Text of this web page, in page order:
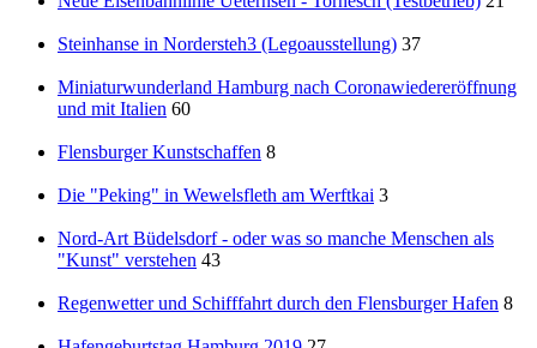
Steinhanse in Nordersteh3 (Legoausstellung) 37
Miniaturwunderland Hamburg nach Coronawiedereröffnung
und mit Italien 60
Flensburger Kunstschaffen 8
Die "Peking" in Wewelsfleth am Werftkai 3
Nord-Art Büdelsdorf - oder was so manche Menschen als
"Kunst" verstehen 43
Regenwetter und Schifffahrt durch den Flensburger Hafen 8